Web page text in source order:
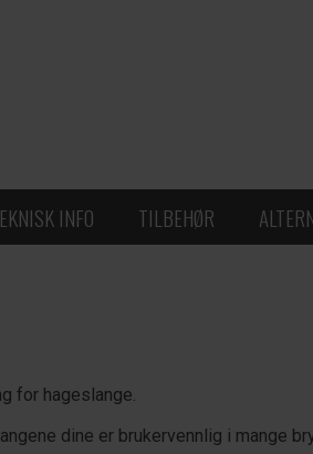
INFO TILBEHØR
for hageslange.
dine er brukervennlig i mange